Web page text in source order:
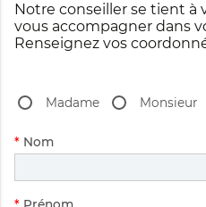
Notre conseiller se tient à
vous accompagner dans
Renseignez vos
Madame Monsieur
Champ
obligatoire
Nom
*
Champ